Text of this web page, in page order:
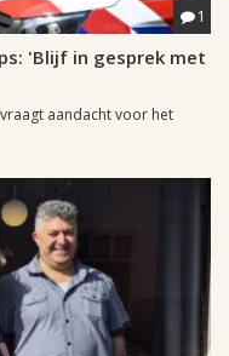
1
'Blijf in gesprek met
aandacht voor het